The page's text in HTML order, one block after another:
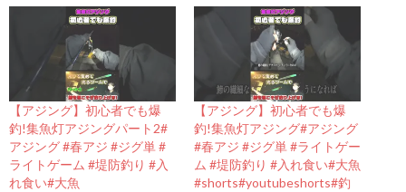
【アジング】初心者でも爆
釣!集魚灯アジングパート2#
アジング #春アジ #ジグ単 #
ライトゲーム #堤防釣り #入
れ食い#大魚
【アジング】初心者でも爆
釣!集魚灯アジング#アジング
#春アジ #ジグ単 #ライトゲー
ム #堤防釣り #入れ食い#大魚
#shorts#youtubeshorts#釣